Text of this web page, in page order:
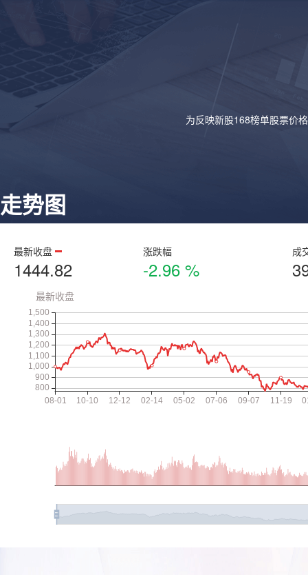
为反映新股168榜单股票价
走势图
最新收盘
1444.82
涨跌幅
-2.96 %
成